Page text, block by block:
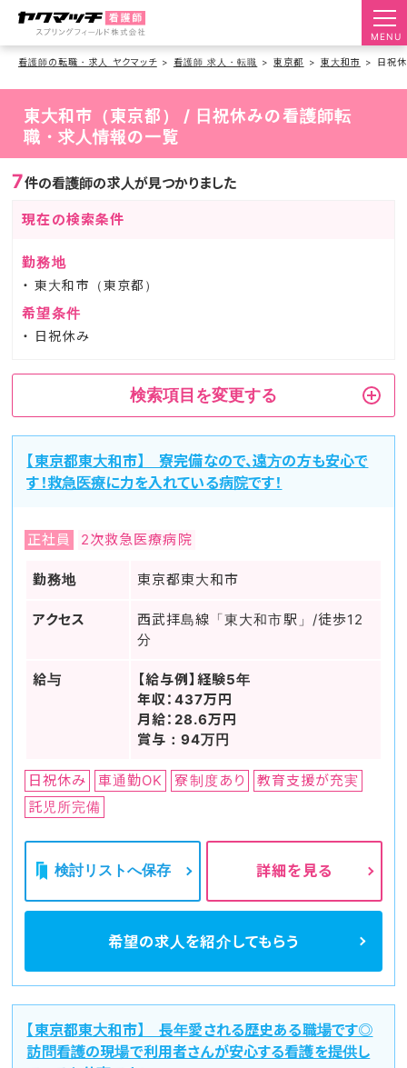
MENU
看護師の転職・求人 ヤクマッチ 看護師 求人・転職 東京都 東大和市 日祝
東大和市（東京都） / 日祝休みの看護師転
職・求人情報の一覧
7件の看護師の求人が見つかりました
現在の検索条件
勤務地
東大和市（東京都）
希望条件
日祝休み
検索項目を変更する
【東京都東大和市】 寮完備なので、遠方の方も安心で
す！救急医療に力を入れている病院です！
正社員 2次救急医療病院
勤務地 東京都東大和市
アクセス
西武拝島線「東大和市駅」/徒歩12
分
給与
【給与例】経験5年
年収：437万円
月給：28.6万円
賞与：94万円
日祝休み 車通勤OK 寮制度あり
教育支援が充実
託児所完備
検討リストへ保存 詳細を見る
希望の求人を紹介してもらう
【東京都東大和市】 長年愛される歴史ある職場です◎
訪問看護の現場で利用者さんが安心する看護を提供し